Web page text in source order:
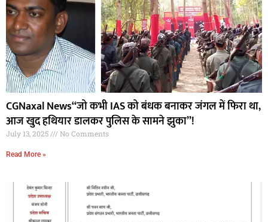
CGNaxal News“जो कभी IAS को बंधक बनाकर जंगल में फिरा था,
आज खुद हथियार डालकर पुलिस के सामने झुका”!
July 13, 2025 No Comments
Read More »